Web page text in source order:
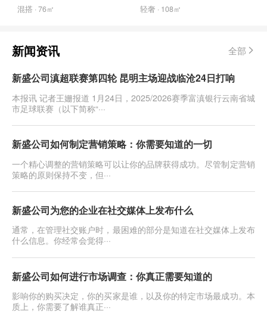
混搭 · 76㎡ 轻奢 · 108㎡
新闻资讯 全部
新盛公司滇超联赛第四轮 昆明主场迎战临沧24日打响
本报讯 记者王姗报道 1月24日，2025/2026赛季富滇银行云南省城
市足球联赛（以下简称“···
新盛公司如何制定营销策略：你需要知道的一切
一个精心调整的营销策略可以让你的品牌获得成功。尽管制定营销
策略的原则保持不变，但···
新盛公司为您的企业在社交媒体上发布什么
通常，在管理社交账户时，最困难的部分是知道在社交媒体上发布
什么信息。你经常会觉得···
新盛公司如何进行市场调查：你真正需要知道的
影响你的购买决定，你的买家是谁，以及你的特定市场最成功。本
质上，你需要了解谁真正···